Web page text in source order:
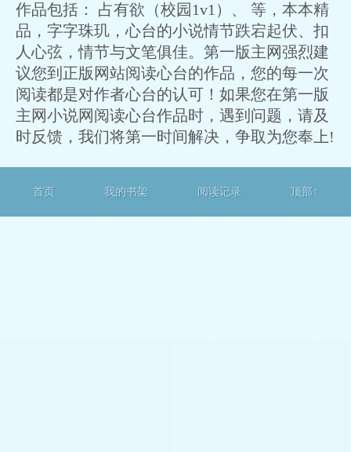
作品包括： 占有欲（校园1v1）、 等，本本精
品，字字珠玑，心台的小说情节跌宕起伏、扣
人心弦，情节与文笔俱佳。第一版主网强烈建
议您到正版网站阅读心台的作品，您的每一次
阅读都是对作者心台的认可！如果您在第一版
主网小说网阅读心台作品时，遇到问题，请及
时反馈，我们将第一时间解决，争取为您奉上!
首页 我的书架 阅读记录 顶部↑